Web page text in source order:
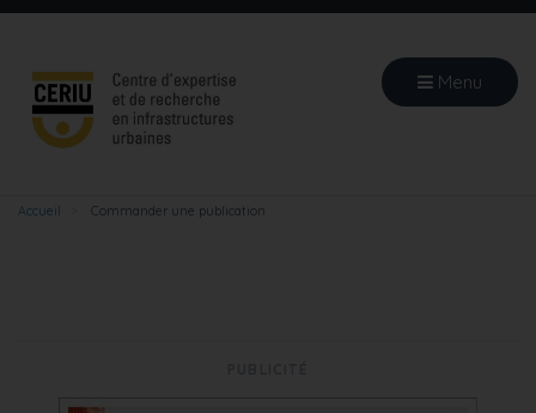
Aller
principal
Menu
Accueil Commander une publication